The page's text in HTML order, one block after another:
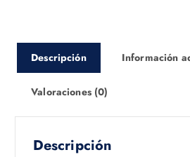
Descripción Información
Valoraciones (0)
Descripción